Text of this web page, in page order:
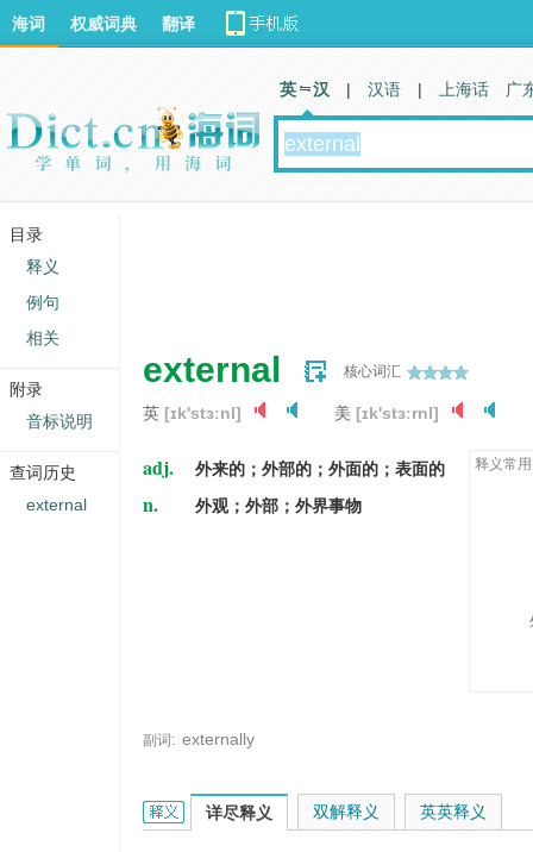
external 核心词汇
英 [ɪk'stɜːnl] 美 [ɪk'stɜːrnl]
adj. 外来的；外部的；外面的；表面的
n. 外观；外部；外界事物
释义常
副词: externally
external的英文翻译是什么意思，词典释义与在线翻
详尽释义 双解释义 英英释义
海词 权威词典 翻译
英 汉 | 汉语 | 上海话 广
目录
释义
例句
相关
附录
音标说明
查词历史
external